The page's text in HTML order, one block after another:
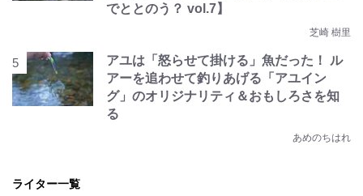
でととのう？ vol.7】
芝崎 樹里
アユは「怒らせて掛ける」魚だった！ ル
アーを追わせて釣りあげる「アユイン
グ」のオリジナリティ＆おもしろさを知
る
あめのちはれ
ライター一覧